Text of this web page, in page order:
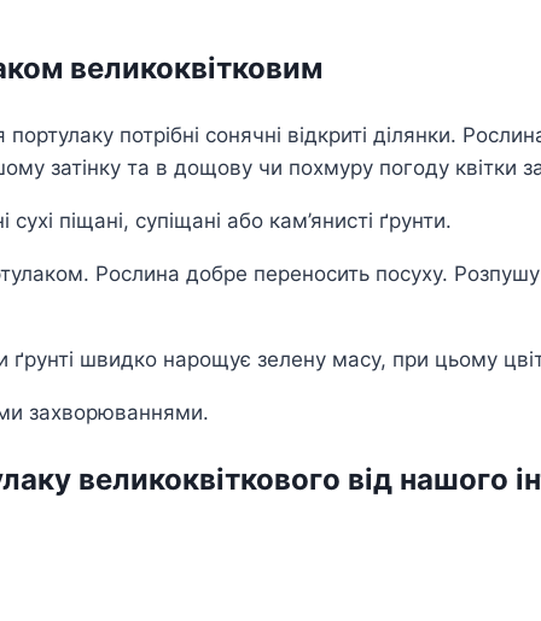
великоквітковим
потрібні сонячні відкриті ділянки.
затінку та в дощову чи похмуру погоду квітки
піщані, супіщані або кам’янисті ґрунти.
Рослина добре переносить посуху.
швидко нарощує зелену масу, при цьому
захворюваннями.
великоквіткового від нашого